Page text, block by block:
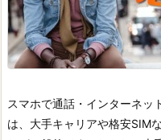
スマホで通話・インターネッ
は、大手キャリアや格安SIM